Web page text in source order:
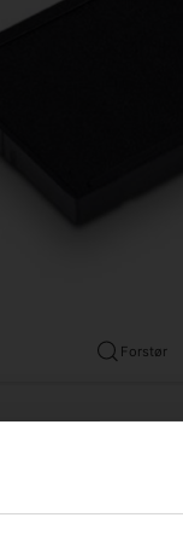
Forstør